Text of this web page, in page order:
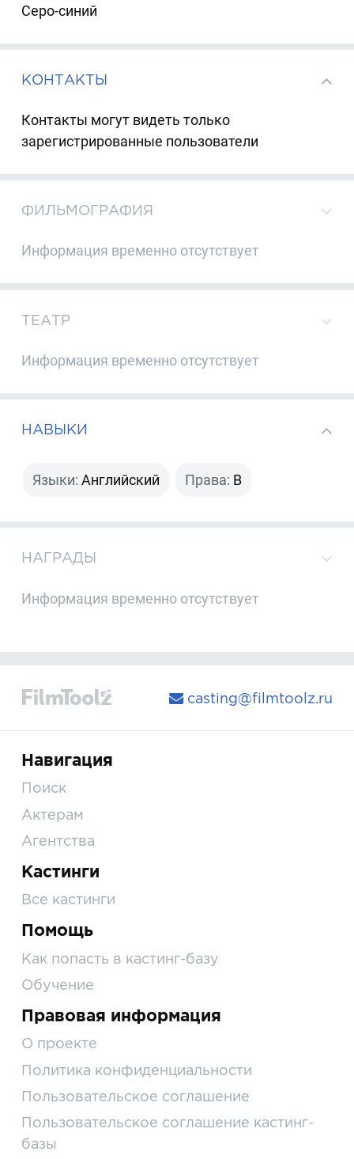
Серо-синий
КОНТАКТЫ
Контакты могут видеть только
зарегистрированные пользователи
ФИЛЬМОГРАФИЯ
Информация временно отсутствует
ТЕАТР
Информация временно отсутствует
НАВЫКИ
Языки: Английский Права: B
НАГРАДЫ
Информация временно отсутствует
casting@filmtoolz.ru
Навигация
Поиск
Актерам
Агентства
Кастинги
Все кастинги
Помощь
Как попасть в кастинг-базу
Обучение
Правовая информация
О проекте
Политика конфиденциальности
Пользовательское соглашение
Пользовательское соглашение кастинг-
базы